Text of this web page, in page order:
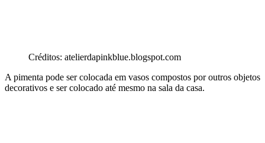
Créditos: atelierdapinkblue.blogspot.com
A pimenta pode ser colocada em vasos compostos por outros objetos
decorativos e ser colocado até mesmo na sala da casa.